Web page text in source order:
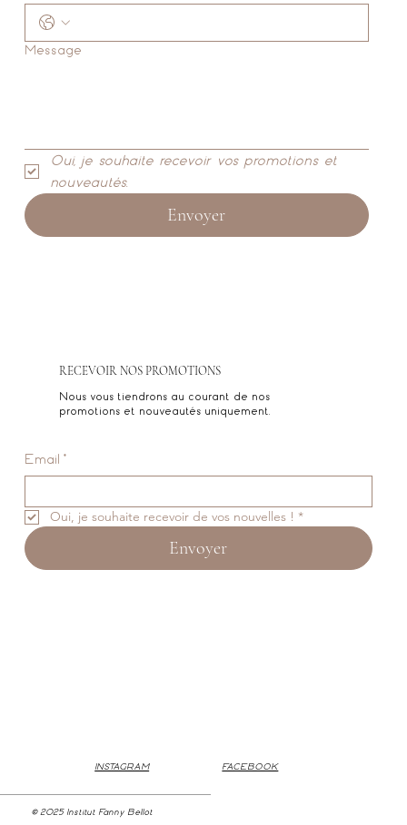
Message
Oui, je souhaite recevoir vos promotions et
nouveautés.
Envoyer
RECEVOIR NOS PROMOTIONS
Nous vous tiendrons au courant de nos
promotions et nouveautés uniquement.
Email *
Oui, je souhaite recevoir de vos nouvelles ! *
Envoyer
INSTAGRAM FACEBOOK
© 2025 Institut Fanny Bellot